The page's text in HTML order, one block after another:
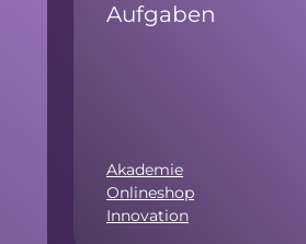
Aufgaben
Akademie
Onlineshop
Innovation